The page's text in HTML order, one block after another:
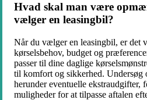
Hvad skal man være
vælger en leasingbil?
Når du vælger en leasingbil, er det
kørselsbehov, budget og
passer til dine daglige
til komfort og sikkerhed. Undersøg
herunder eventuelle
muligheder for at tilpasse aftalen